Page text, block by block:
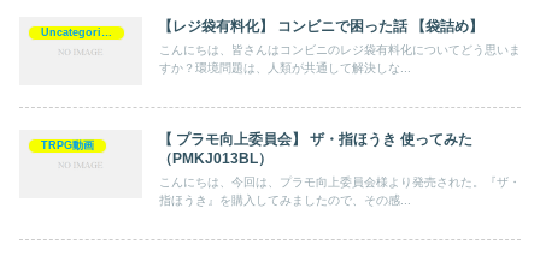
Uncategorized 【レジ袋有料化】 コンビニで困った話 【袋詰め】
こんにちは、皆さんはコンビニのレジ袋有料化についてどう思いま
すか？環境問題は、人類が共通して解決しな...
TRPG動画
【 プラモ向上委員会】 ザ・指ほうき 使ってみた
（PMKJ013BL）
こんにちは、今回は、プラモ向上委員会様より発売された。『ザ・
指ほうき』を購入してみましたので、その感...